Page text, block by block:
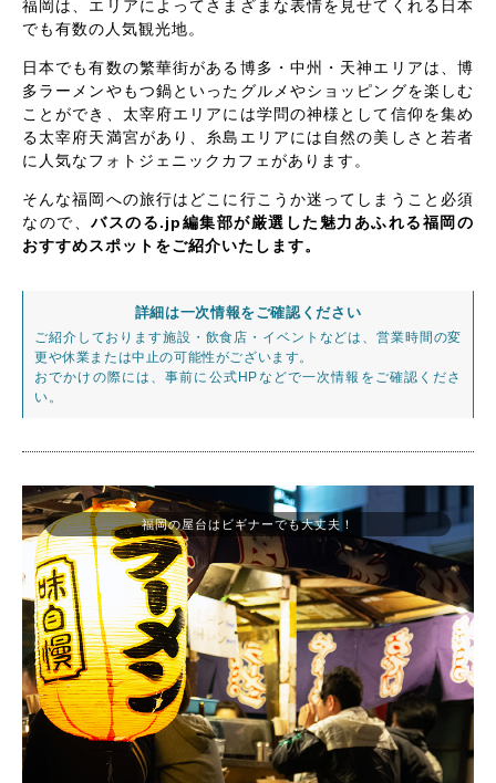
福岡は、エリアによってさまざまな表情を見せてくれる日本
でも有数の人気観光地。
日本でも有数の繁華街がある博多・中州・天神エリアは、博
多ラーメンやもつ鍋といったグルメやショッピングを楽しむ
ことができ、太宰府エリアには学問の神様として信仰を集め
る太宰府天満宮があり、糸島エリアには自然の美しさと若者
に人気なフォトジェニックカフェがあります。
そんな福岡への旅行はどこに行こうか迷ってしまうこと必須
なので、バスのる.jp編集部が厳選した魅力あふれる福岡の
おすすめスポットをご紹介いたします。
詳細は一次情報をご確認ください
ご紹介しております施設・飲食店・イベントなどは、営業時間の変
更や休業または中止の可能性がございます。
おでかけの際には、事前に公式HPなどで一次情報をご確認くださ
い。
福岡の屋台はビギナーでも大丈夫！